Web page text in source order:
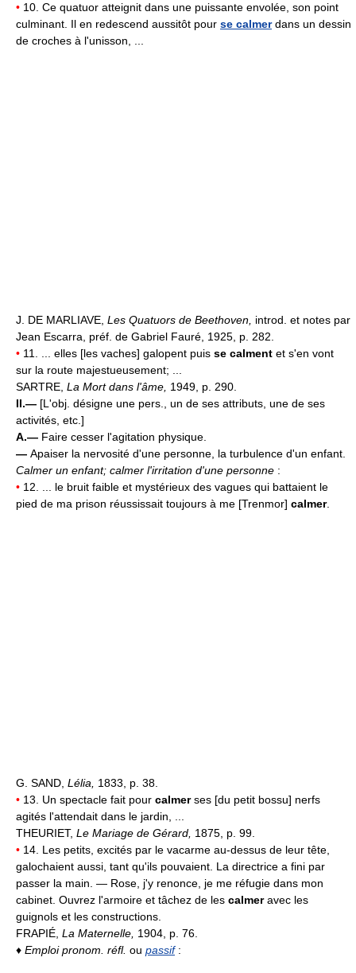
• 10. Ce quatuor atteignit dans une puissante envolée, son point
culminant. Il en redescend aussitôt pour se calmerdans un dessin
de croches à l'unisson, ...
J. DE MARLIAVE, Les Quatuors de Beethoven, introd. et notes par
Jean Escarra, préf. de Gabriel Fauré, 1925, p. 282.
• 11. ... elles [les vaches] galopent puis se calment et s'en vont
sur la route majestueusement; ...
SARTRE, La Mort dans l'âme, 1949, p. 290.
II.— [L'obj. désigne une pers., un de ses attributs, une de ses
activités, etc.]
A.— Faire cesser l'agitation physique.
— Apaiser la nervosité d'une personne, la turbulence d'un enfant.
Calmer un enfant; calmer l'irritation d'une personne :
• 12. ... le bruit faible et mystérieux des vagues qui battaient le
pied de ma prison réussissait toujours à me [Trenmor] calmer.
G. SAND, Lélia, 1833, p. 38.
• 13. Un spectacle fait pour calmerses [du petit bossu] nerfs
agités l'attendait dans le jardin, ...
THEURIET, Le Mariage de Gérard, 1875, p. 99.
• 14. Les petits, excités par le vacarme au-dessus de leur tête,
galochaient aussi, tant qu'ils pouvaient. La directrice a fini par
passer la main. — Rose, j'y renonce, je me réfugie dans mon
cabinet. Ouvrez l'armoire et tâchez de les calmeravec les
guignols et les constructions.
FRAPIÉ, La Maternelle, 1904, p. 76.
♦ Emploi pronom. réfl. ou passif: